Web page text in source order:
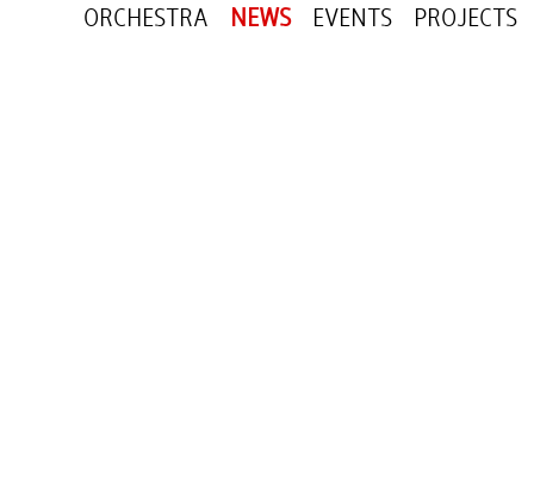
ORCHESTRA NEWS EVENTS PROJECTS